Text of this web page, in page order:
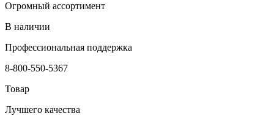
Огромный ассортимент
В наличии
Профессиональная поддержка
8-800-550-5367
Товар
Лучшего качества